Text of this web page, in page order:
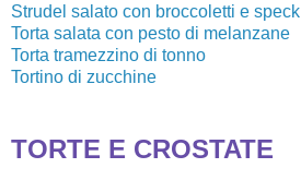
Strudel salato con broccoletti e speck
Torta salata con pesto di melanzane
Torta tramezzino di tonno
Tortino di zucchine
TORTE E CROSTATE